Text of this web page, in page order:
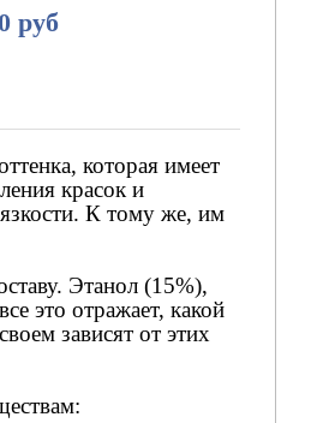
руб
которая имеет
красок и
К тому же, им
Этанол (15%),
это отражает, какой
зависят от этих